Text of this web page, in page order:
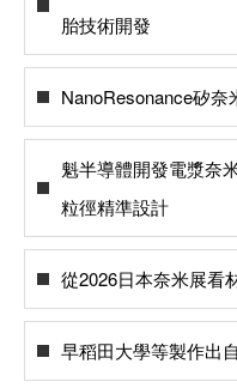
胎技術開發
NanoResonance矽
魁半導體開發電漿奈
粒徑精準設計
從2026日本奈米展看
早稻田大學等製作出